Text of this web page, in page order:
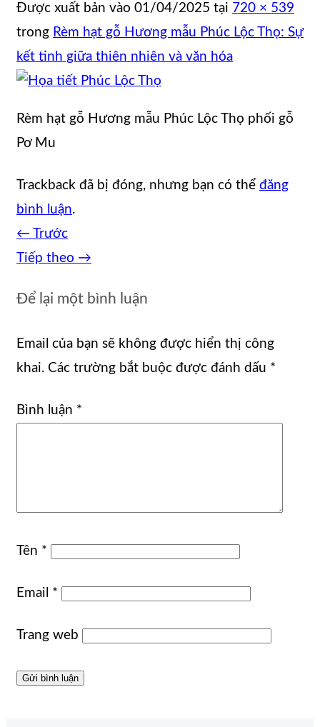
Được xuất bản vào 01/04/2025 tại 720 × 539
trong Rèm hạt gỗ Hương mẫu Phúc Lộc Thọ: Sự
kết tinh giữa thiên nhiên và văn hóa
Rèm hạt gỗ Hương mẫu Phúc Lộc Thọ phối gỗ
Pơ Mu
Trackback đã bị đóng, nhưng bạn có thể đăng
bình luận.
← Trước
Tiếp theo →
Để lại một bình luận
Email của bạn sẽ không được hiển thị công
khai. Các trường bắt buộc được đánh dấu *
Bình luận *
Tên *
Email *
Trang web